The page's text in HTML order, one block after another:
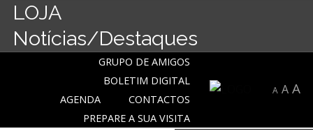
LOJA
Notícias/Destaques
GRUPO DE AMIGOS
BOLETIM DIGITAL
CONTACTOS
AGENDA
PREPARE A SUA VISITA
A A A